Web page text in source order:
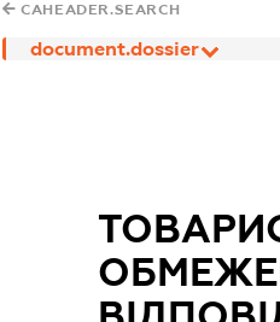
CAHEADER.SEARCH
document.dossier